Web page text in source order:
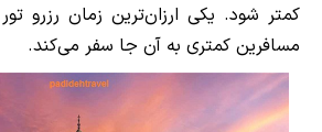
کمتر شود. یکی ارزان‌ترین زمان رزرو
مسافرین کمتری به آن جا سفر می‌کند.